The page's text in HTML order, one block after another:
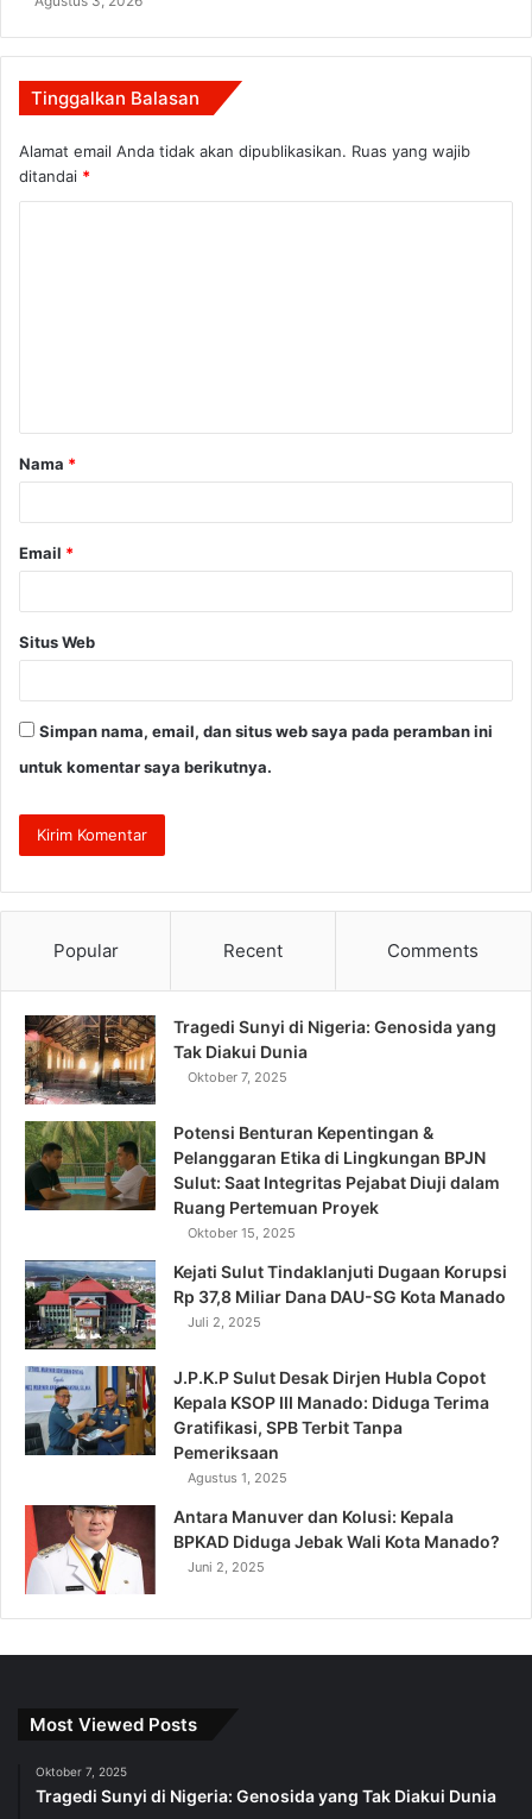
Tinggalkan Balasan
Alamat email Anda tidak akan dipublikasikan. Ruas yang wajib
ditandai *
a
r
Nama *
Email *
Situs Web
Simpan nama, email, dan situs web saya pada peramban ini
untuk komentar saya berikutnya.
Popular Recent Comments
Tragedi Sunyi di Nigeria: Genosida yang
Tak Diakui Dunia
Oktober 7, 2025
Potensi Benturan Kepentingan &
Pelanggaran Etika di Lingkungan BPJN
Sulut: Saat Integritas Pejabat Diuji dalam
Ruang Pertemuan Proyek
Oktober 15, 2025
Kejati Sulut Tindaklanjuti Dugaan Korupsi
Rp 37,8 Miliar Dana DAU-SG Kota Manado
Juli 2, 2025
J.P.K.P Sulut Desak Dirjen Hubla Copot
Kepala KSOP III Manado: Diduga Terima
Gratifikasi, SPB Terbit Tanpa
Pemeriksaan
Agustus 1, 2025
Antara Manuver dan Kolusi: Kepala
BPKAD Diduga Jebak Wali Kota Manado?
Juni 2, 2025
Most Viewed Posts
Oktober 7, 2025
Tragedi Sunyi di Nigeria: Genosida yang Tak Diakui Dunia